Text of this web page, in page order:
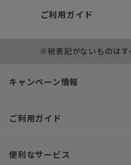
ご利用ガイド
※税表記がないものはす
キャンペーン情報
ご利用ガイド
便利なサービス